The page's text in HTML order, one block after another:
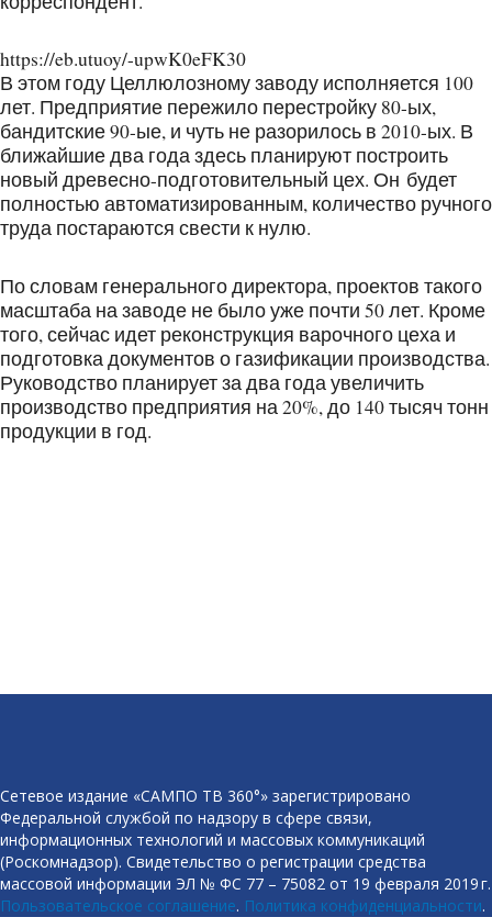
https://eb.utuoy/-upwK0eFK30
В этом году Целлюлозному заводу исполняется 100
лет. Предприятие пережило перестройку 80-ых,
бандитские 90-ые, и чуть не разорилось в 2010-ых. В
ближайшие два года здесь планируют построить
новый древесно-подготовительный цех. Он будет
полностью автоматизированным, количество ручного
труда постараются свести к нулю.
По словам генерального директора, проектов такого
масштаба на заводе не было уже почти 50 лет. Кроме
того, сейчас идет реконструкция варочного цеха и
подготовка документов о газификации производства.
Руководство планирует за два года увеличить
производство предприятия на 20%, до 140 тысяч тонн
продукции в год.
Сетевое издание «САМПО ТВ 360°» зарегистрировано
Федеральной службой по надзору в сфере связи,
информационных технологий и массовых коммуникаций
(Роскомнадзор). Свидетельство о регистрации средства
массовой информации ЭЛ № ФС 77 – 75082 от 19 февраля 2019 г.
Пользовательское соглашение. Политика конфиденциальности.